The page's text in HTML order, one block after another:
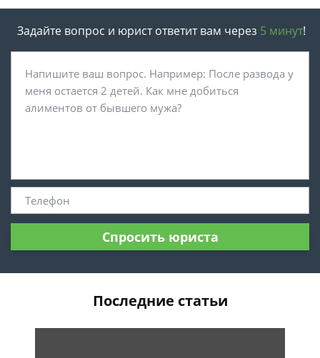
Задайте вопрос и юрист ответит вам через 5 минут!
Спросить юриста
Последние статьи